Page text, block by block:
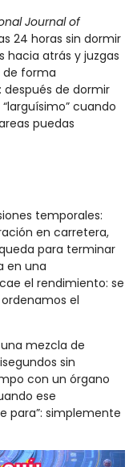
Journal of
24 horas sin dormir
atrás y juzgas
de forma
de dormir
cuando
puedas
temporales:
en carretera,
para terminar
en una
el rendimiento: se
el
mezcla de
sin
con un órgano
ese
para”: simplemente